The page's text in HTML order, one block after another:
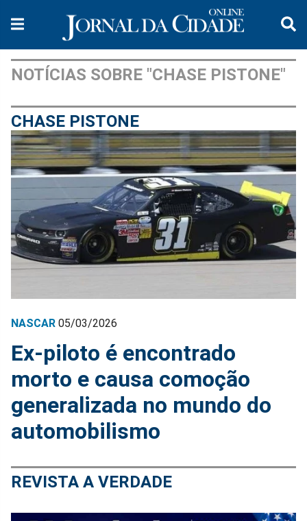
NOTÍCIAS SOBRE "CHASE PISTONE"
CHASE PISTONE
NASCAR 05/03/2026
Ex-piloto é encontrado
morto e causa comoção
generalizada no mundo do
automobilismo
REVISTA A VERDADE